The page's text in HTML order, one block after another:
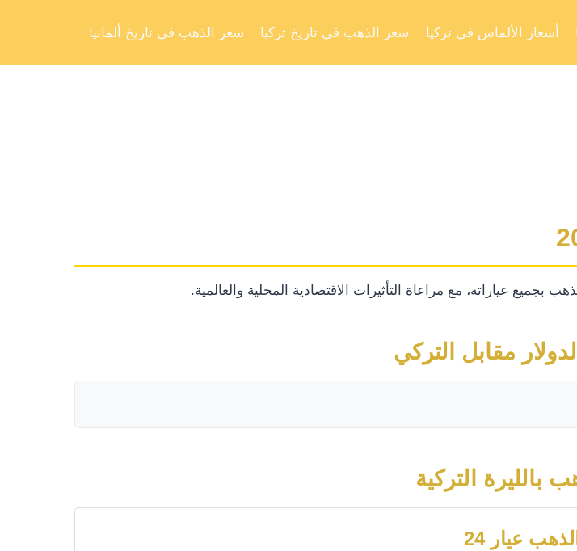
سعر الذهب في تاريخ ألمانيا سعر الذهب في تاريخ تركيا أسعار الألماس في تركيا
عياراته، مع مراعاة التأثيرات الاقتصادية المحلية والعالمية.
مقابل التركي
بالليرة التركية
عيار 24